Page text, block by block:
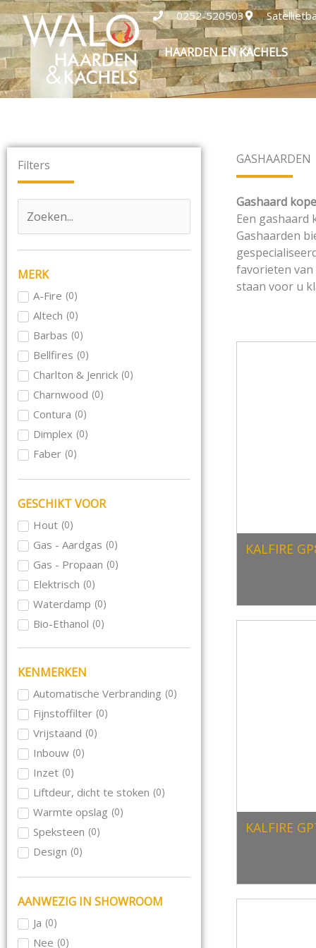
Ga
naar
de
inhoud
0252-520503
HAARDEN EN KACHELS
Filters
MERK
A-Fire (0)
Altech (0)
Barbas (0)
Bellfires (0)
Charlton & Jenrick (0)
Charnwood (0)
Contura (0)
Dimplex (0)
Faber (0)
Hwam ( )
Jacobus
Kalfire (0 )
Meteor (0)
Morso (0)
Nordpeis (0
Rika (0)
Schmid (0)
Skantherm
Wanders (0)
Wiking (0)
Le Feu (0)
Blaze Harmony
GESCHIKT VOOR
Hout (0)
Gas - Aardgas (0)
Gas - Propaan (0)
Elektrisch (0)
Waterdamp (0)
Bio-Ethanol (0)
KENMERKEN
Automatische Verbranding (0)
Fijnstoffilter (0)
Vrijstaand (0)
Inbouw (0)
Inzet (0)
Liftdeur, dicht te stoken (0)
Warmte opslag (0)
Speksteen (0)
Design (0)
Rond (0 )
Draaibaar
AANWEZIG IN SHOWROOM
Ja (0)
Nee (0)
GASHAARDEN
Gashaard
Een gashaard
Gashaarden
favorieten
staan voor u
KALFIRE
KALFIRE